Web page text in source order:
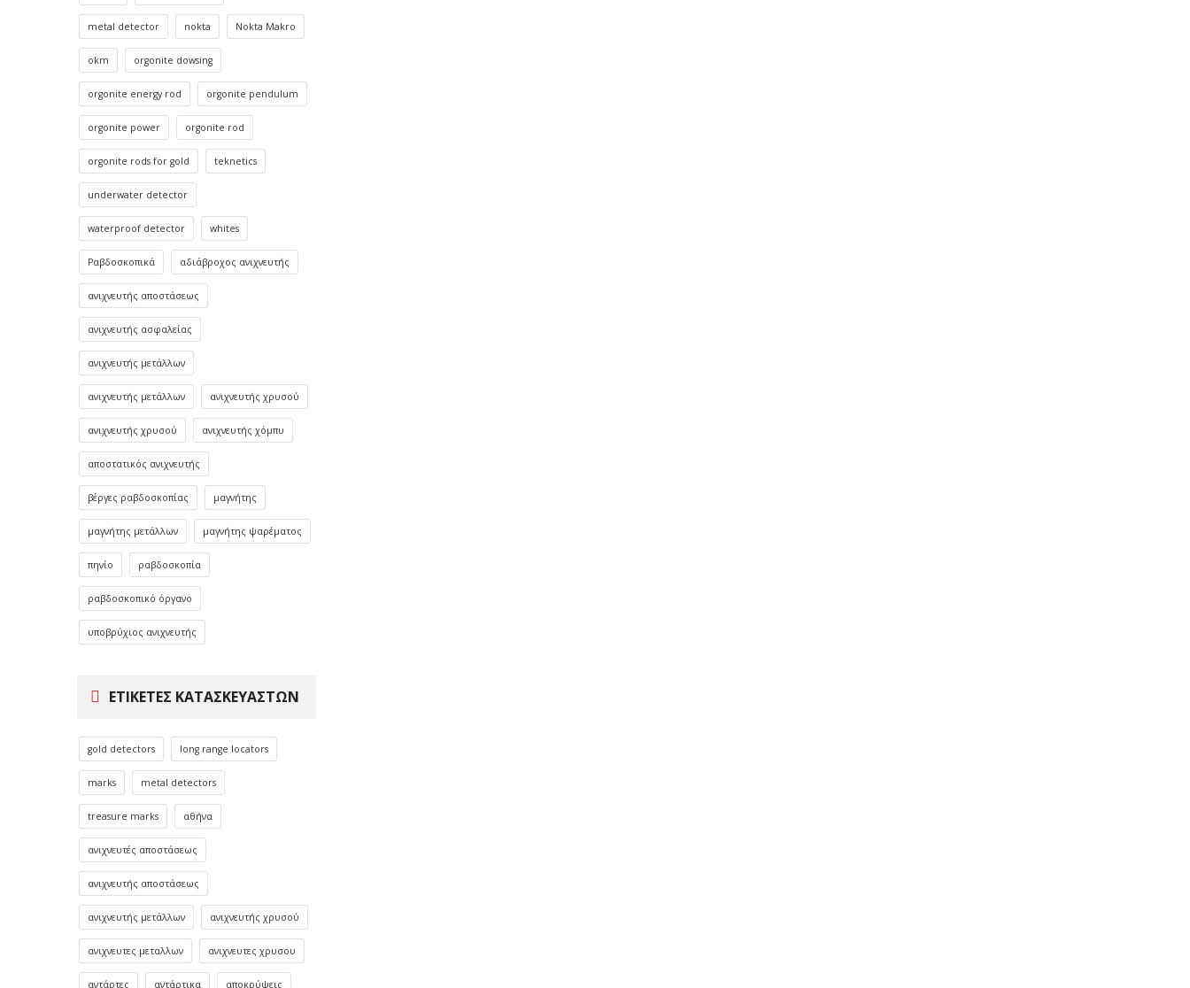
metal detector nokta Nokta Makro
okm orgonite dowsing
orgonite energy rod orgonite pendulum
orgonite power orgonite rod
orgonite rods for gold teknetics
underwater detector
waterproof detector whites
Ραβδοσκοπικά αδιάβροχος ανιχνευτής
ανιχνευτής αποστάσεως
ανιχνευτής ασφαλείας
ανιχνευτής μετάλλων
ανιχνευτής μετάλλων ανιχνευτής χρυσού
ανιχνευτής χρυσού ανιχνευτής χόμπυ
αποστατικός ανιχνευτής
βέργες ραβδοσκοπίας μαγνήτης
μαγνήτης μετάλλων μαγνήτης ψαρέματος
πηνίο ραβδοσκοπία
ραβδοσκοπικό όργανο
υποβρύχιος ανιχνευτής
ΕΤΙΚΈΤΕΣ ΚΑΤΑΣΚΕΥΑΣΤΏΝ
gold detectors long range locators
marks metal detectors
treasure marks αθήνα
ανιχνευτές αποστάσεως
ανιχνευτής αποστάσεως
ανιχνευτής μετάλλων ανιχνευτής χρυσού
ανιχνευτες μεταλλων ανιχνευτες χρυσου
αντάρτες αντάρτικα αποκρύψεις